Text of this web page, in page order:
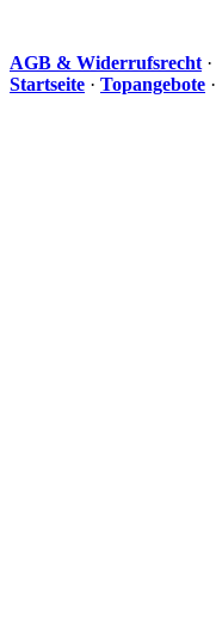
AGB & Widerrufsrecht ·
Startseite · Topangebote ·